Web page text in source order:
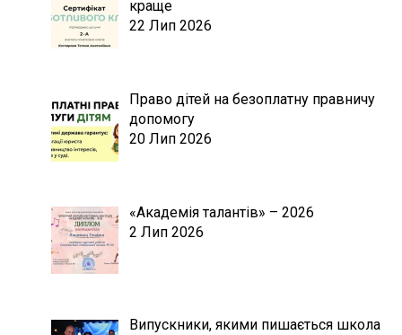
краще
22 Лип 2026
Право дітей на безоплатну правничу
допомогу
20 Лип 2026
«Академія талантів» – 2026
2 Лип 2026
Випускники, якими пишається школа